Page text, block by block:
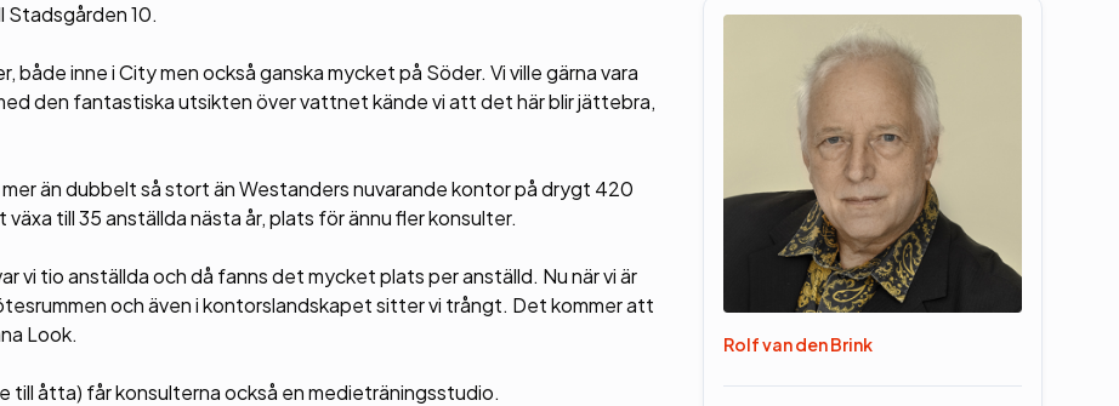
Stadsgården 10.
både inne i City men också ganska mycket på Söder. Vi ville gärna vara
den fantastiska utsikten över vattnet kände vi att det här blir jättebra,
än dubbelt så stort än Westanders nuvarande kontor på drygt 420
till 35 anställda nästa år, plats för ännu fler konsulter.
vi tio anställda och då fanns det mycket plats per anställd. Nu när vi är
och även i kontorslandskapet sitter vi trångt. Det kommer att
Look.
åtta) får konsulterna också en medieträningsstudio.
Rolf van den Brink